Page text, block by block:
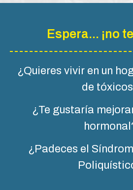
Espera... ¡no
¿Quieres vivir en un
de
¿Te gustaría
¿Padeces el